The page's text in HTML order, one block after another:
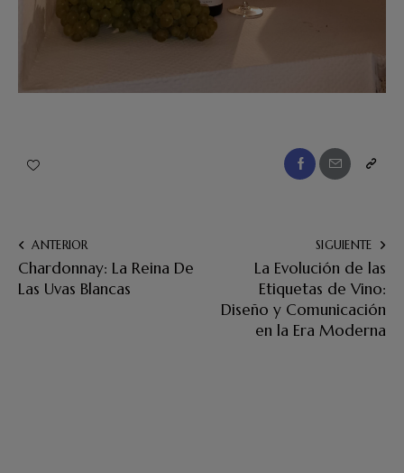
ANTERIOR
Chardonnay: La Reina De
Las Uvas Blancas
SIGUIENTE
La Evolución de las
Etiquetas de Vino:
Diseño y Comunicación
en la Era Moderna